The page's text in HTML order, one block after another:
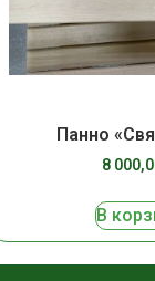
Панно
8
В